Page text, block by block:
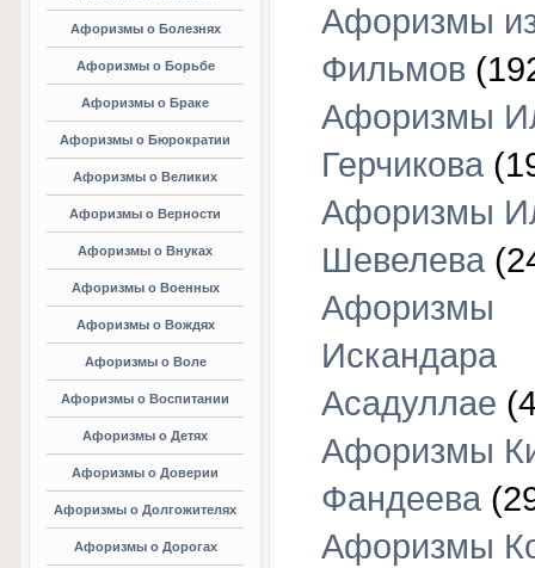
Афоризмы о Болезнях
Афоризмы о Борьбе
Афоризмы о Браке
Афоризмы о Бюрократии
Афоризмы о Великих
Афоризмы о Верности
Афоризмы о Внуках
Афоризмы о Военных
Афоризмы о Вождях
Афоризмы о Воле
Афоризмы о Воспитании
Афоризмы о Детях
Афоризмы о Доверии
Афоризмы о Долгожителях
Афоризмы о Дорогах
Афоризмы
Фильмов
Афоризмы
Герчикова
Афоризмы
Шевелева
Афоризмы
Искандара
Асадуллае
Афоризмы
Фандеева
Афоризмы